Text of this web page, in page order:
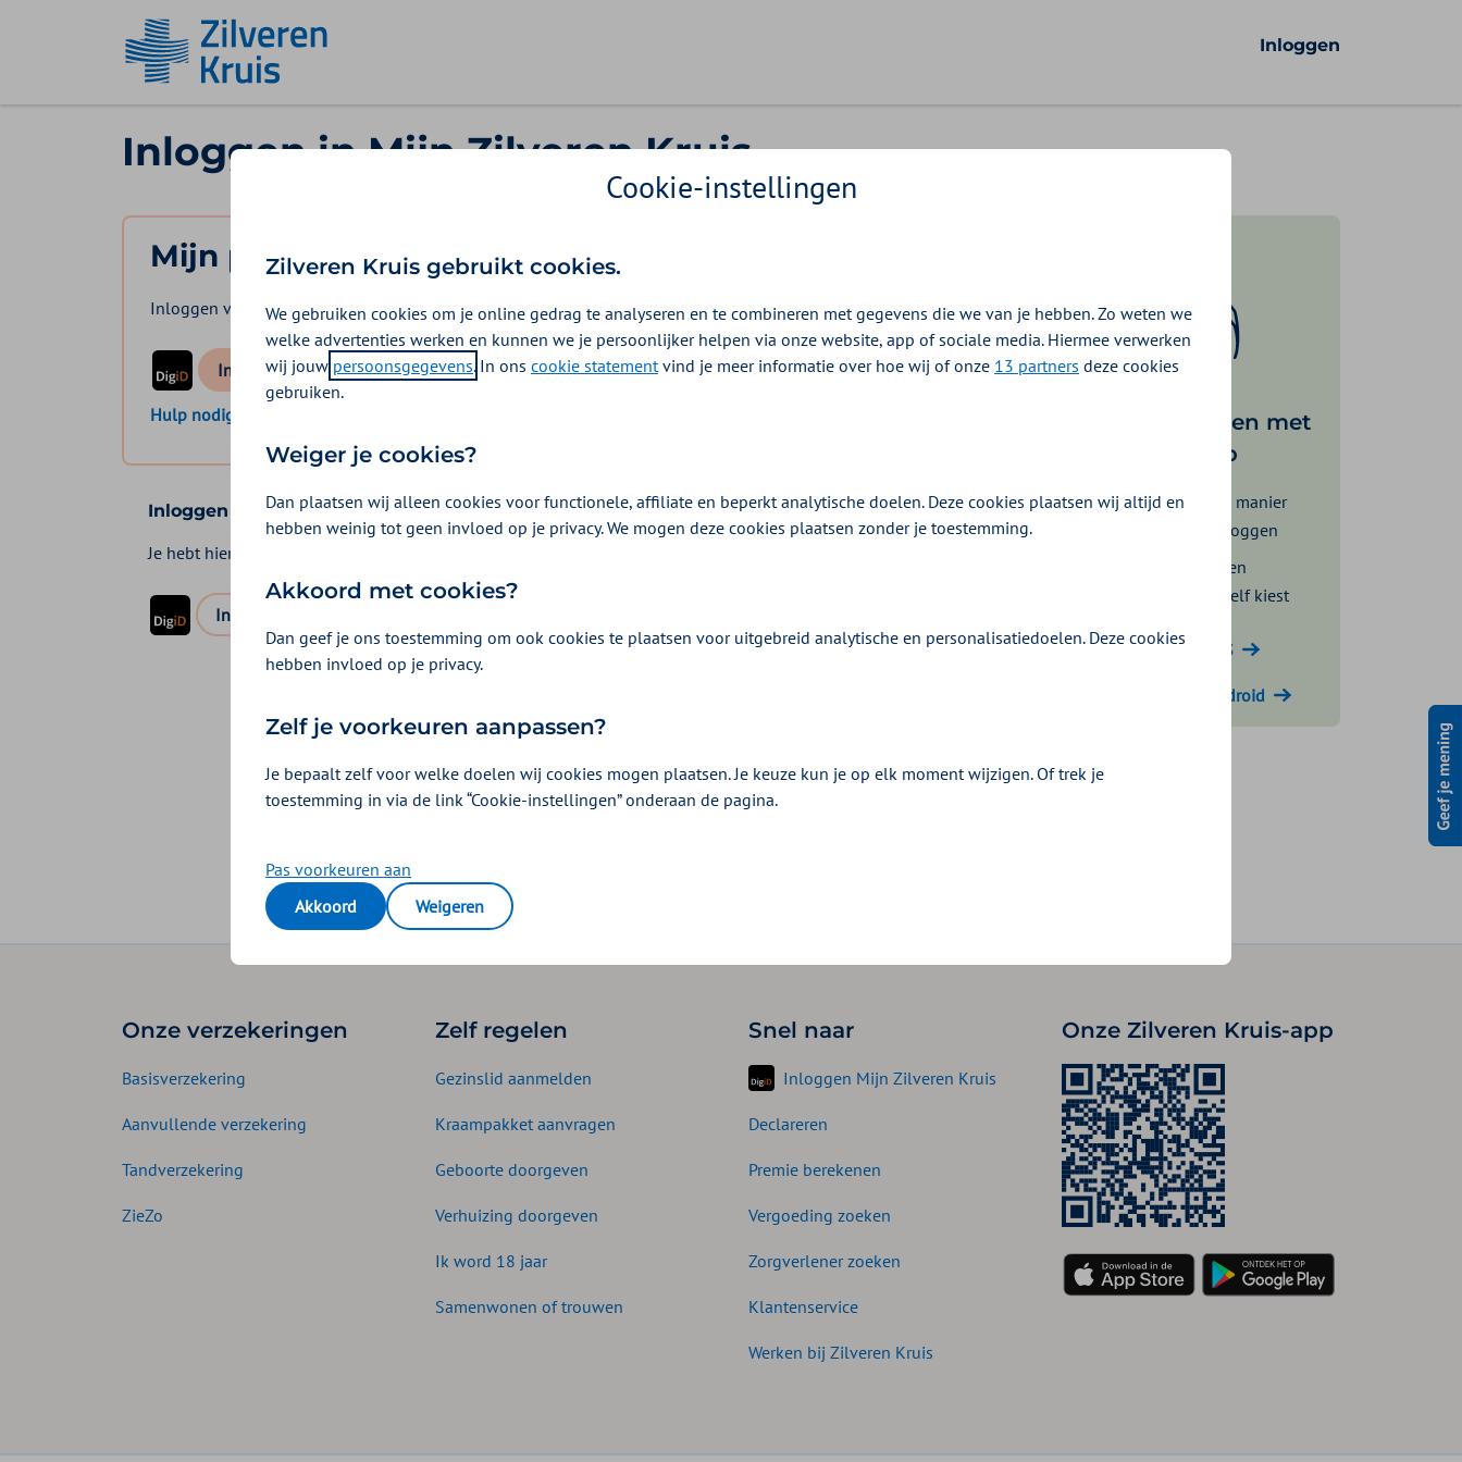
Ga naar de homepage
Inloggen
Inloggen in Mijn Zilveren Kruis
Mijn polis
Inloggen voor mijzelf en eventuele meeverzekerde gezinsleden.
logo digid
Inloggen Mijn Zilveren Kruis
Hulp nodig bij het inloggen?
Inloggen voor iemand anders
Je hebt hiervoor een
logo digid
Inloggen met DigiD machtiging
Fijner inloggen met
de DigiD app
De makkelijkste manier
om veilig in te loggen
Inloggen met een
pincode die je zelf kiest
Download voor iOS
Download voor Android
Lukt het om in te loggen?
Onze verzekeringen
Basisverzekering
Aanvullende verzekering
Tandverzekering
ZieZo
Zelf regelen
Gezinslid aanmelden
Kraampakket aanvragen
Geboorte doorgeven
Verhuizing doorgeven
Ik word 18 jaar
Samenwonen of trouwen
Snel naar
Inloggen Mijn Zilveren Kruis
Declareren
Premie berekenen
Vergoeding zoeken
Zorgverlener zoeken
Klantenservice
Werken bij Zilveren Kruis
Onze Zilveren Kruis-app
Cookie-instellingen
Zilveren Kruis gebruikt cookies.
We gebruiken cookies om je online gedrag te analyseren en te combineren met gegevens die we van je hebben. Zo weten we
welke advertenties werken en kunnen we je persoonlijker helpen via onze website, app of sociale media. Hiermee verwerken
wij jouw persoonsgegevens. In ons cookie statementvind je meer informatie over hoe wij of onze 13 partners deze cookies
gebruiken.
Weiger je cookies?
Dan plaatsen wij alleen cookies voor functionele, affiliate en beperkt analytische doelen. Deze cookies plaatsen wij altijd en
hebben weinig tot geen invloed op je privacy. We mogen deze cookies plaatsen zonder je toestemming.
Akkoord met cookies?
Dan geef je ons toestemming om ook cookies te plaatsen voor uitgebreid analytische en personalisatiedoelen. Deze cookies
hebben invloed op je privacy.
Zelf je voorkeuren aanpassen?
Je bepaalt zelf voor welke doelen wij cookies mogen plaatsen. Je keuze kun je op elk moment wijzigen. Of trek je
toestemming in via de link “Cookie-instellingen” onderaan de pagina.
Pas voorkeuren aan
Akkoord
Weigeren